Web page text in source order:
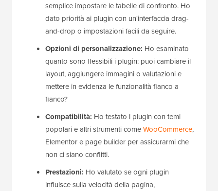
semplice impostare le tabelle di confronto. Ho
dato priorità ai plugin con un'interfaccia drag-
and-drop o impostazioni facili da seguire.
Opzioni di personalizzazione: Ho esaminato
quanto sono flessibili i plugin: puoi cambiare il
layout, aggiungere immagini o valutazioni e
mettere in evidenza le funzionalità fianco a
fianco?
Compatibilità: Ho testato i plugin con temi
popolari e altri strumenti comeWooCommerce,
Elementor e page builder per assicurarmi che
non ci siano conflitti.
Prestazioni: Ho valutato se ogni plugin
influisce sulla velocità della pagina,